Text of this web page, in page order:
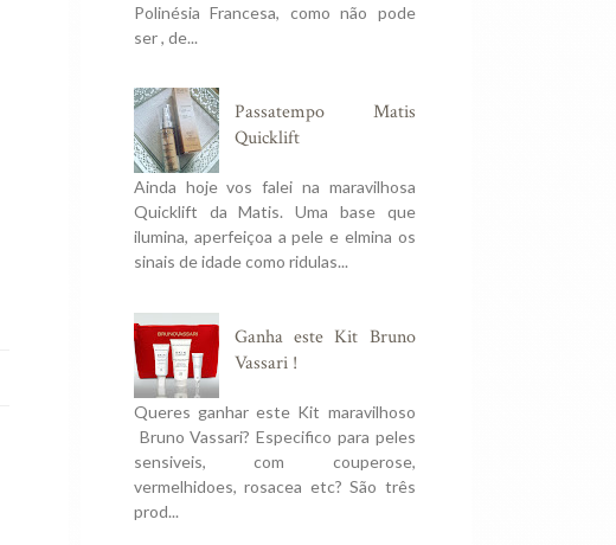
Polinésia Francesa, como não pode
ser , de...
Passatempo Matis
Quicklift
Ainda hoje vos falei na maravilhosa
Quicklift da Matis. Uma base que
ilumina, aperfeiçoa a pele e elmina os
sinais de idade como ridulas...
Ganha este Kit Bruno
Vassari !
Queres ganhar este Kit maravilhoso
Bruno Vassari? Especifico para peles
sensiveis, com couperose,
vermelhidoes, rosacea etc? São três
prod...